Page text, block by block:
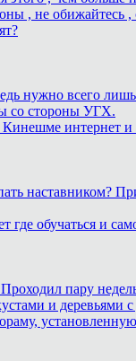
, не обижайтесь
нужно всего лишь
со стороны УГХ.
интернет и
наставником?
обучаться и
пару
и
установленную